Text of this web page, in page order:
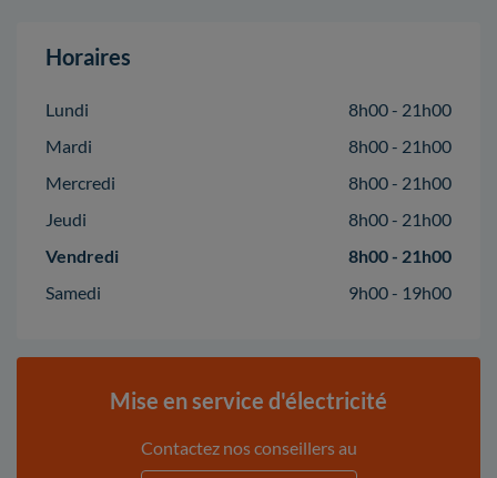
Horaires
Lundi
8h00 - 21h00
Mardi
8h00 - 21h00
Mercredi
8h00 - 21h00
Jeudi
8h00 - 21h00
Vendredi
8h00 - 21h00
Samedi
9h00 - 19h00
Mise en service d'électricité
Contactez nos conseillers au